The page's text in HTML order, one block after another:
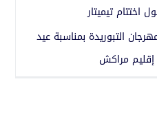
تيميتار
التبوريدة بمناسبة عيد
إقليم مراكش